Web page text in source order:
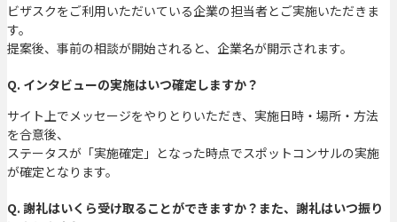
ビザスクをご利用いただいている企業の担当者とご実施いただきま
す。
提案後、事前の相談が開始されると、企業名が開示されます。
Q. インタビューの実施はいつ確定しますか？
サイト上でメッセージをやりとりいただき、実施日時・場所・方法
を合意後、
ステータスが「実施確定」となった時点でスポットコンサルの実施
が確定となります。
Q. 謝礼はいくら受け取ることができますか？また、謝礼はいつ振り